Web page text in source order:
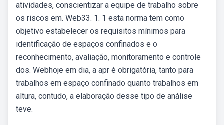
atividades, conscientizar a equipe de trabalho sobre
os riscos em. Web33. 1. 1 esta norma tem como
objetivo estabelecer os requisitos mínimos para
identificação de espaços confinados e o
reconhecimento, avaliação, monitoramento e controle
dos. Webhoje em dia, a apr é obrigatória, tanto para
trabalhos em espaço confinado quanto trabalhos em
altura, contudo, a elaboração desse tipo de análise
teve.